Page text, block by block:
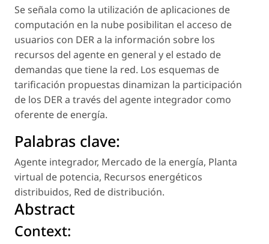
Se señala como la utilización de aplicaciones de
computación en la nube posibilitan el acceso de
usuarios con DER a la información sobre los
recursos del agente en general y el estado de
demandas que tiene la red. Los esquemas de
tarificación propuestas dinamizan la participación
de los DER a través del agente integrador como
oferente de energía.
Palabras clave:
Agente integrador, Mercado de la energía, Planta
virtual de potencia, Recursos energéticos
distribuidos, Red de distribución.
Abstract
Context: